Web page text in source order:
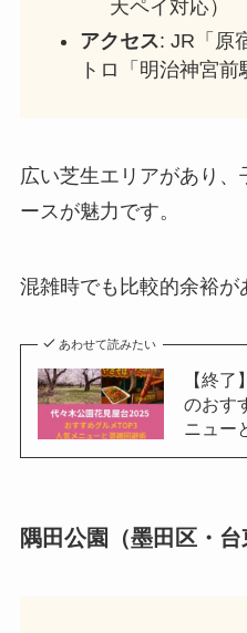
天ペイ対応）
アクセス: JR「原
トロ「明治神宮
広い芝生エリアがあり
ースが魅力です。
混雑時でも比較的余裕が
あわせて読みたい
【終
のおす
ニュー
隅田公園（墨田区・台